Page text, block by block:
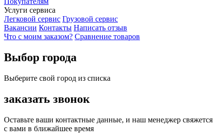
Услуги сервиса
Легковой сервис Грузовой сервис
Вакансии Контакты Написать отзыв
Что с моим заказом? Сравнение товаров
Выбор города
Выберите свой город из списка
заказать звонок
Оставьте ваши контактные данные, и наш менеджер свяжется
с вами в ближайшее время